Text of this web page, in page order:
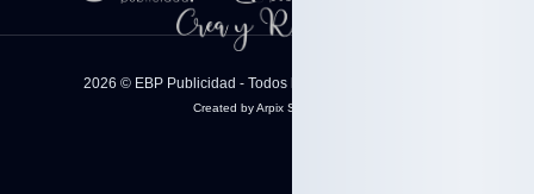
2026 © EBP Publicidad - Todos los derechos reservados
Created by Arpix Solutions.